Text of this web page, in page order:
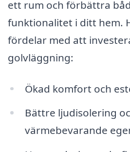
ett rum och förbättra
funktionalitet i ditt hem.
fördelar med att
golvläggning:
Ökad komfort och
Bättre ljudisolering
värmebevarande